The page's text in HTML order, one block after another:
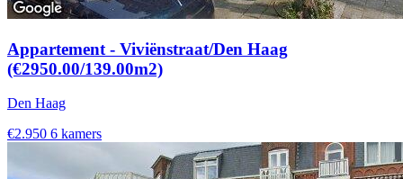
Appartement - Viviënstraat/Den Haag
(€2950.00/139.00m2)
Den Haag
€2.950 6 kamers